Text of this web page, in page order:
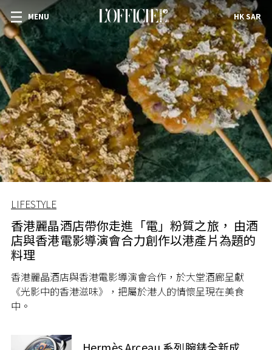
MENU HK SAR
LIFESTYLE
香港麗晶酒店帶你走進「電」粉質之旅， 由酒
店與香港電影導演會合力創作以港產片為題的
料理
香港麗晶酒店與香港電影導演會合作，於大堂酒廊呈獻
《光影中的香港滋味》，把屬於港人的情懷呈現在美食
中。